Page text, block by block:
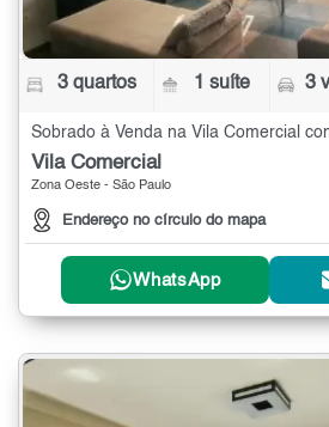
3 quartos 1 suíte 3
Sobrado à Venda na Vila Comercial
Vila Comercial
Zona Oeste - São Paulo
Endereço no círculo do mapa
WhatsApp